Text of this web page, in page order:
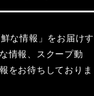
な情報」をお届けす
情報、スクープ動
をお待ちしておりま